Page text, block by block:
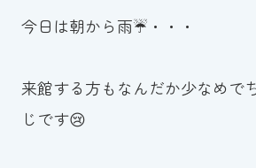
波スイタイムズ
お問い合わせ
今日は朝から雨☔・・・
来館する方もなんだか少なめで
じです😢